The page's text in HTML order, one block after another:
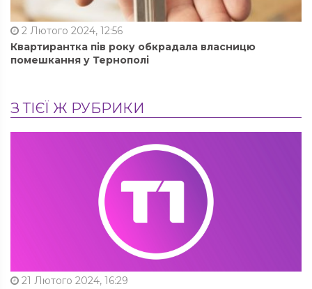
2 Лютого 2024, 12:56
Квартирантка пів року обкрадала власницю
помешкання у Тернополі
З ТІЄЇ Ж РУБРИКИ
21 Лютого 2024, 16:29